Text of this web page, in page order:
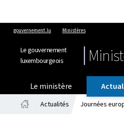
gouvernement.lu Ministères
Le gouvernement
luxembourgeois
Le ministère
Actualités Journées